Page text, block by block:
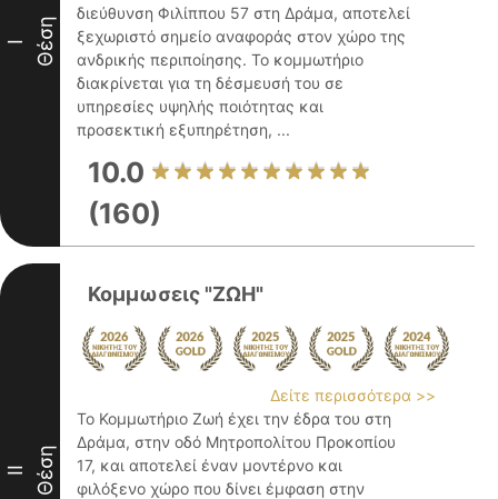
I Θέση
διεύθυνση Φιλίππου 57 στη Δράμα, αποτελεί
ξεχωριστό σημείο αναφοράς στον χώρο της
ανδρικής περιποίησης. Το κομμωτήριο
διακρίνεται για τη δέσμευσή του σε
υπηρεσίες υψηλής ποιότητας και
προσεκτική εξυπηρέτηση, ...
10.0
(160)
II Θέση
Κομμωσεις "ΖΩΗ"
Δείτε περισσότερα >>
Το Κομμωτήριο Ζωή έχει την έδρα του στη
Δράμα, στην οδό Μητροπολίτου Προκοπίου
17, και αποτελεί έναν μοντέρνο και
φιλόξενο χώρο που δίνει έμφαση στην